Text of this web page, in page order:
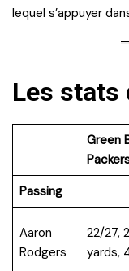
lequel s’appuyer
Les stats
Green
Passing
Aaron
Rodgers
22/27,
yards,